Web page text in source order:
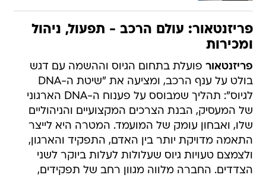
פריזנטאור: עולם הרכב - תפעול, ניהול
ומכירות
פריזנטאור פועלת בתחום הגיוס וההשמה עם דגש
בולט על ענף הרכב, ומציעה את "שיטת ה-DNA
לגיוס": תהליך שמבוסס על פענוח ה-DNA הארגוני
של המעסיק, הבנת הצרכים המקצועיים והניהוליים
שלו, ואבחון עומק של המועמד. המטרה היא לייצר
התאמה מדויקת יותר בין האדם, התפקיד והארגון,
ולצמצם טעויות גיוס שעלולות לעלות ביוקר לשני
הצדדים. החברה מלווה מגוון רחב של תפקידים,